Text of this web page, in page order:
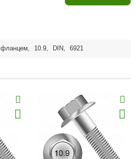
фланцем, 10.9, DIN, 6921